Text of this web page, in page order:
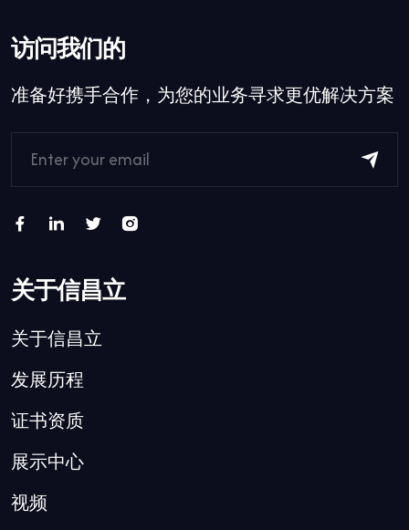
访问我们的
准备好携手合作，为您的业务寻求更优解决方案
关于信昌立
关于信昌立
发展历程
证书资质
展示中心
视频